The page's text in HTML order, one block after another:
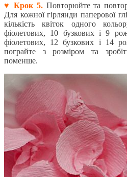
♥ Крок 5. Повторюйте та
Для кожної гірлянди паперової
кількість квіток одного
фіолетових, 10 бузкових і 9
фіолетових, 12 бузкових і 14
пограйте з розміром та
поменше.